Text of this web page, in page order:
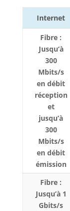
Internet
Fibre :
Jusqu’à
300
Mbits/s
en débit
réception
et
jusqu’à
300
Mbits/s
en débit
émission
Fibre :
Jusqu’à 1
Gbits/s